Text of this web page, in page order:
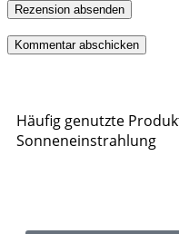
Rezension absenden
Häufig genutzte
Sonneneinstrahlung